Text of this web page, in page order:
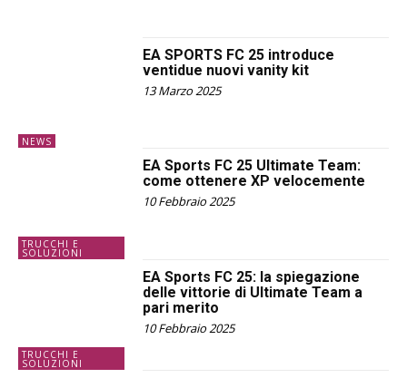
NEWS
EA SPORTS FC 25 introduce
ventidue nuovi vanity kit
13 Marzo 2025
TRUCCHI E
SOLUZIONI
EA Sports FC 25 Ultimate Team:
come ottenere XP velocemente
10 Febbraio 2025
TRUCCHI E
SOLUZIONI
EA Sports FC 25: la spiegazione
delle vittorie di Ultimate Team a
pari merito
10 Febbraio 2025